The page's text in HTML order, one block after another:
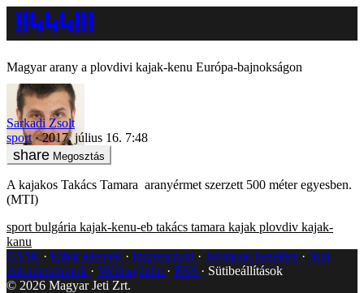
Magyar arany a plovdivi kajak-kenu Európa-bajnokságon
Sarkadi Zsolt
sport
2017. július 16. 7:48
Megosztás
A kajakos Takács Tamara aranyérmet szerzett 500 méter egyesben.
(MTI)
sport bulgária kajak-kenu-eb takács tamara kajak plovdiv kajak-
kanu
GYIK
Hibát jelentek Impresszum Javítások kezelése
Jogi
dokumentumok
Médiaajánlat RSS
Sütibeállítások
© 2026 Magyar Jeti Zrt.